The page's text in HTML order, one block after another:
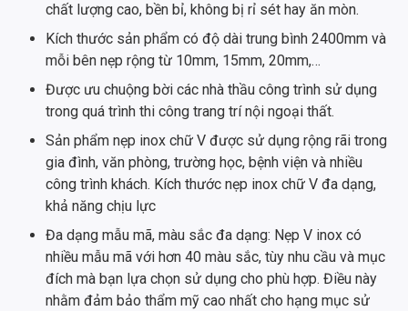
chất lượng cao, bền bỉ, không bị rỉ sét hay ăn mòn.
Kích thước sản phẩm có độ dài trung bình 2400mm và
mỗi bên nẹp rộng từ 10mm, 15mm, 20mm,…
Được ưu chuộng bời các nhà thầu công trình sử dụng
trong quá trình thi công trang trí nội ngoại thất.
Sản phẩm nẹp inox chữ V được sử dụng rộng rãi trong
gia đình, văn phòng, trường học, bệnh viện và nhiều
công trình khách. Kích thước nẹp inox chữ V đa dạng,
khả năng chịu lực
Đa dạng mẫu mã, màu sắc đa dạng: Nẹp V inox có
nhiều mẫu mã với hơn 40 màu sắc, tùy nhu cầu và mục
đích mà bạn lựa chọn sử dụng cho phù hợp. Điều này
nhằm đảm bảo thẩm mỹ cao nhất cho hạng mục sử